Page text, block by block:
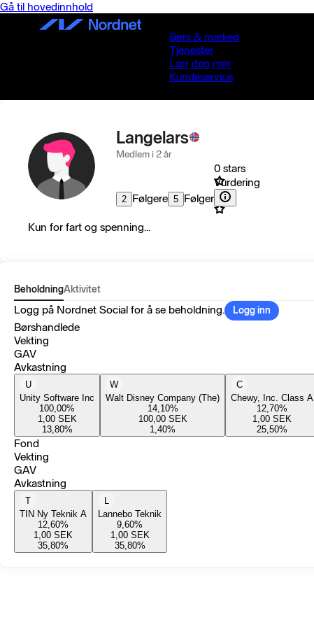
Gå til hovedinnhold
Børs & marked
Tjenester
Lær deg mer
Kundeservice
Langelars
Medlem i 2 år
2 Følgere 5 Følger
0 stars
Vurdering
Kun for fart og spenning...
BeholdningAktivitet
Logg på Nordnet Social for å se beholdning. Logg inn
Børshandlede
Vekting
GAV
Avkastning
U
Unity Software Inc
100,00%
1,00 SEK
13,80%
W
Walt Disney Company (The)
14,10%
100,00 SEK
1,40%
C
Chewy, Inc. Class A
12,70%
1,00 SEK
25,50%
Fond
Vekting
GAV
Avkastning
T
TIN Ny Teknik A
12,60%
1,00 SEK
35,80%
L
Lannebo Teknik
9,60%
1,00 SEK
35,80%